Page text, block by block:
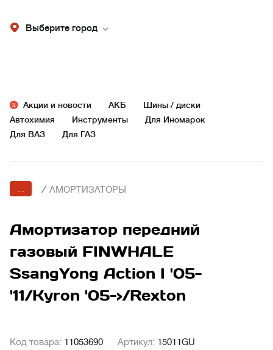
Выберите город
Акции и новости АКБ
Шины / диски
Автохимия
Инструменты
Для Иномарок
Для ВАЗ
Для ГАЗ
... / АМОРТИЗАТОРЫ
Амортизатор передний
газовый FINWHALE
SsangYong Action I '05-
'11/Kyron '05->/Rexton
Код товара: 11053690 Артикул: 15011GU